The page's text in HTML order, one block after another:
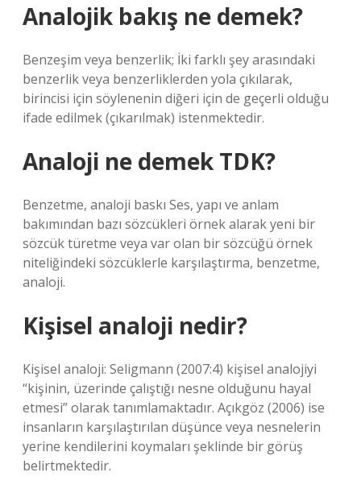
Analojik bakış ne demek?
Benzeşim veya benzerlik; İki farklı şey arasındaki
benzerlik veya benzerliklerden yola çıkılarak,
birincisi için söylenenin diğeri için de geçerli olduğu
ifade edilmek (çıkarılmak) istenmektedir.
Analoji ne demek TDK?
Benzetme, analoji baskı Ses, yapı ve anlam
bakımından bazı sözcükleri örnek alarak yeni bir
sözcük türetme veya var olan bir sözcüğü örnek
niteliğindeki sözcüklerle karşılaştırma, benzetme,
analoji.
Kişisel analoji nedir?
Kişisel analoji: Seligmann (2007:4) kişisel analojiyi
“kişinin, üzerinde çalıştığı nesne olduğunu hayal
etmesi” olarak tanımlamaktadır. Açıkgöz (2006) ise
insanların karşılaştırılan düşünce veya nesnelerin
yerine kendilerini koymaları şeklinde bir görüş
belirtmektedir.